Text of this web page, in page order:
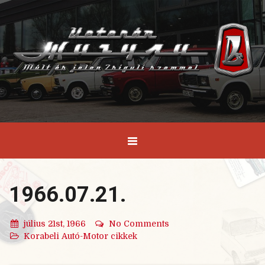
1966.07.21.
július 21st, 1966
No Comments
Korabeli Autó-Motor cikkek